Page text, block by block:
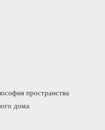
пространства
дома